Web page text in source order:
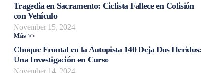
Tragedia en Sacramento: Ciclista Fallece en Colisión
con Vehículo
November 15, 2024
Más >>
Choque Frontal en la Autopista 140 Deja Dos Heridos:
Una Investigación en Curso
November 14, 2024